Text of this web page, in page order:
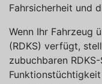
Fahrsicherheit und
Wenn Ihr Fahrzeug
(RDKS) verfügt,
zubuchbaren